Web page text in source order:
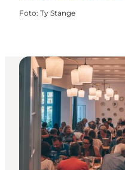
Foto: Ty Stange